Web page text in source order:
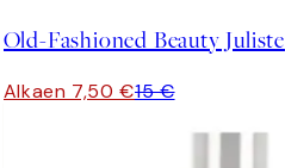
Old-Fashioned Beauty Juliste
Alkaen 7,50 €15 €